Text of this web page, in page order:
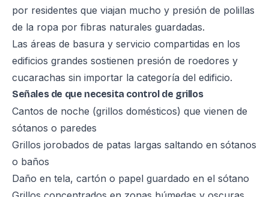
por residentes que viajan mucho y presión de polillas
de la ropa por fibras naturales guardadas.
Las áreas de basura y servicio compartidas en los
edificios grandes sostienen presión de roedores y
cucarachas sin importar la categoría del edificio.
Señales de que necesita control de grillos
Cantos de noche (grillos domésticos) que vienen de
sótanos o paredes
Grillos jorobados de patas largas saltando en sótanos
o baños
Daño en tela, cartón o papel guardado en el sótano